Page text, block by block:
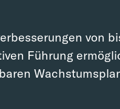
von
Führung